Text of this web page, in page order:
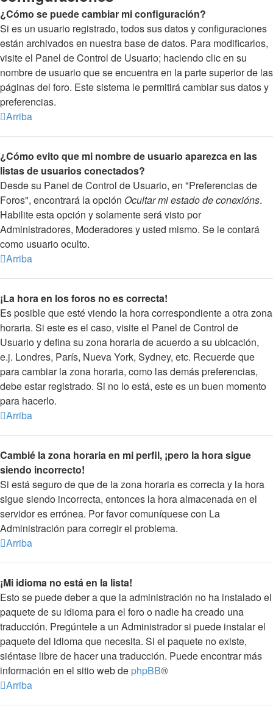
¿Cómo se puede cambiar mi configuración?
Si es un usuario registrado, todos sus datos y configuraciones
están archivados en nuestra base de datos. Para modificarlos,
visite el Panel de Control de Usuario; haciendo clic en su
nombre de usuario que se encuentra en la parte superior de las
páginas del foro. Este sistema le permitirá cambiar sus datos y
preferencias.
Arriba
¿Cómo evito que mi nombre de usuario aparezca en las
listas de usuarios conectados?
Desde su Panel de Control de Usuario, en "Preferencias de
Foros", encontrará la opción Ocultar mi estado de conexións.
Habilite esta opción y solamente será visto por
Administradores, Moderadores y usted mismo. Se le contará
como usuario oculto.
Arriba
¡La hora en los foros no es correcta!
Es posible que esté viendo la hora correspondiente a otra zona
horaria. Si este es el caso, visite el Panel de Control de
Usuario y defina su zona horaria de acuerdo a su ubicación,
e.j. Londres, París, Nueva York, Sydney, etc. Recuerde que
para cambiar la zona horaria, como las demás preferencias,
debe estar registrado. Si no lo está, este es un buen momento
para hacerlo.
Arriba
Cambié la zona horaria en mi perfil, ¡pero la hora sigue
siendo incorrecto!
Si está seguro de que de la zona horaria es correcta y la hora
sigue siendo incorrecta, entonces la hora almacenada en el
servidor es errónea. Por favor comuníquese con La
Administración para corregir el problema.
Arriba
¡Mi idioma no está en la lista!
Esto se puede deber a que la administración no ha instalado el
paquete de su idioma para el foro o nadie ha creado una
traducción. Pregúntele a un Administrador si puede instalar el
paquete del idioma que necesita. Si el paquete no existe,
siéntase libre de hacer una traducción. Puede encontrar más
información en el sitio web de phpBB®
Arriba